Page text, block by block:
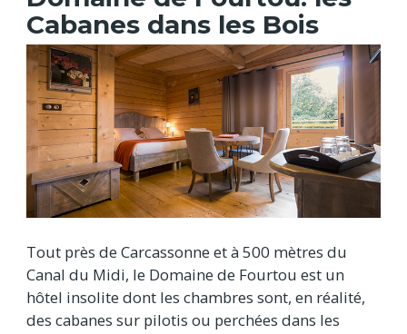
Cabanes dans les Bois
Tout près de Carcassonne et à 500 mètres du
Canal du Midi, le Domaine de Fourtou est un
hôtel insolite dont les chambres sont, en réalité,
des cabanes sur pilotis ou perchées dans les